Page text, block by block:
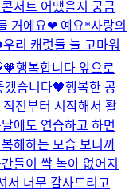
서트 어땠을지 궁금
거에요❤ 예요*사랑의
우리 캐럿들 늘 고마워
행복합니다 앞으로
겠습니다🖤행복한 공
전부터 시작해서 활
에도 연습하고 하면
해하는 모습 보니까
들이 싹 녹아 없어지
서 너무 감사드리고